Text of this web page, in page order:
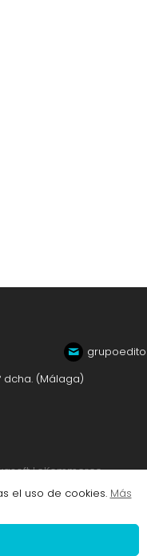
el uso de cookies. Más
dcha. (Málaga)
LeKommerce